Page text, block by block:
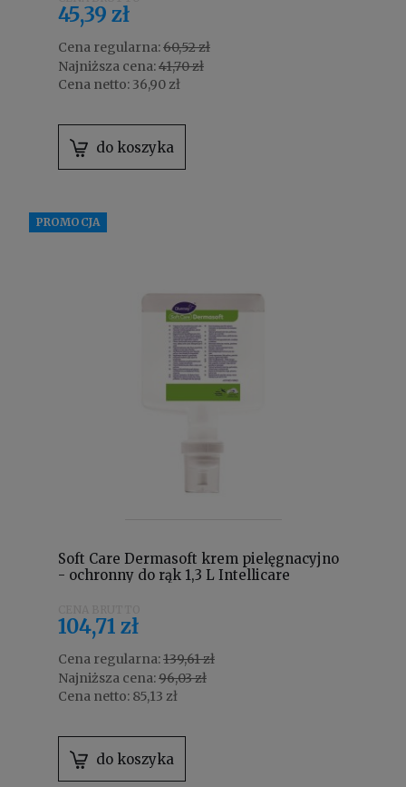
45,39 zł
Cena regularna:60,52 zł
Najniższa cena:41,70 zł
Cena netto: 36,90 zł
do koszyka
Soft Care Dermasoft krem pielęgnacyjno
- ochronny do rąk 1,3 L Intellicare
104,71 zł
Cena regularna:139,61 zł
Najniższa cena:96,03 zł
Cena netto: 85,13 zł
do koszyka
PROMOCJA